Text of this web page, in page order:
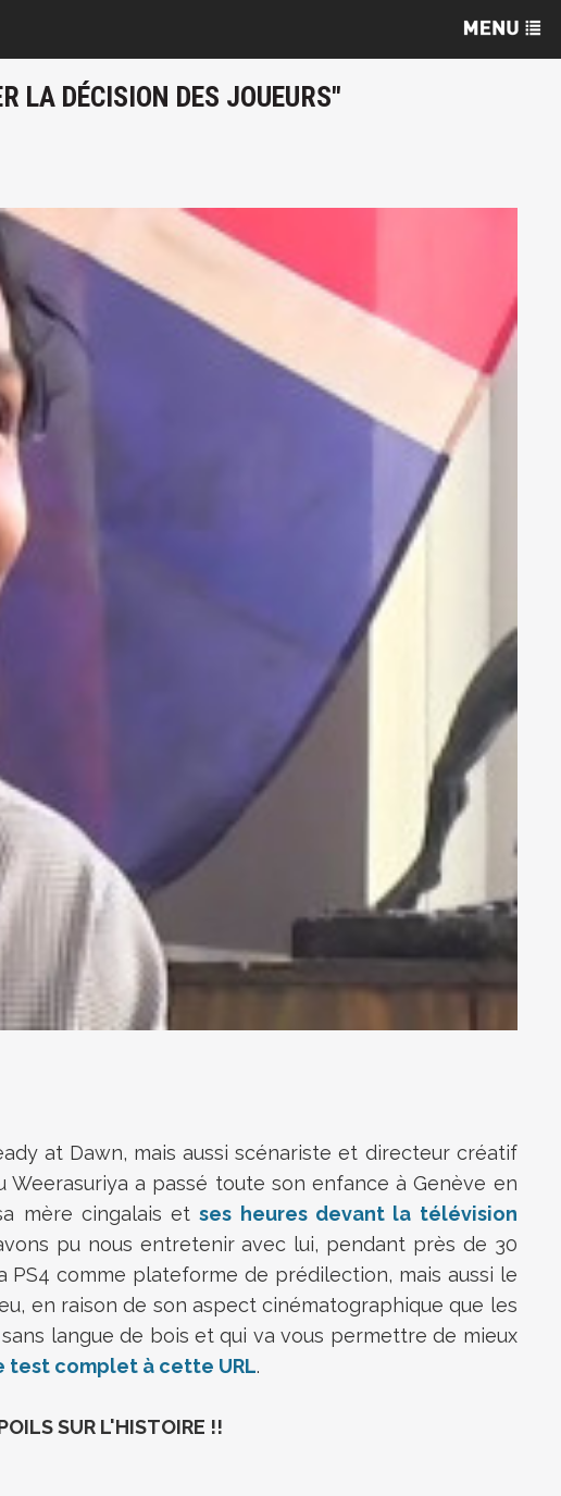
LA DÉCISION DES JOUEURS"
at Dawn, mais aussi scénariste et directeur créatif
a passé toute son enfance à Genève en
mère cingalais etses heures devant la télévision
pu nous entretenir avec lui, pendant près de 30
PS4 comme plateforme de prédilection, mais aussi le
en raison de son aspect cinématographique que les
langue de bois et qui va vous permettre de mieux
test complet à cette URL.
SUR L'HISTOIRE !!